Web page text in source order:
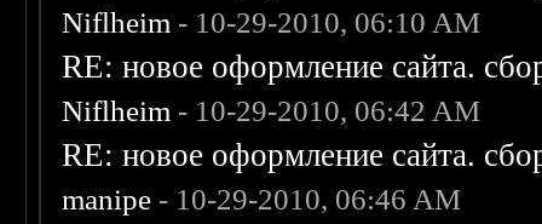
Niflheim - 10-29-2010, 06:10 AM
RE: новое оформление сайта.
Niflheim - 10-29-2010, 06:42 AM
RE: новое оформление сайта.
manipe - 10-29-2010, 06:46 AM